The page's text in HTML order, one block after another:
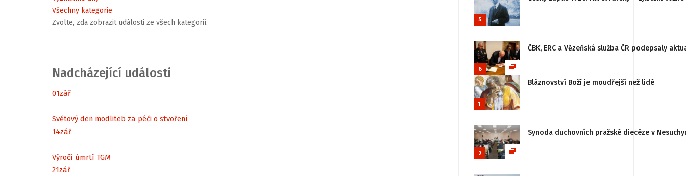
Všechny kategorie
Zvolte, zda zobrazit události ze všech kategorií.
Nadcházející události
01zář
Světový den modliteb za péči o stvoření
14zář
Výročí úmrtí TGM
21zář
5
6
ČBK, ERC a Vězeňská služba ČR podepsaly
1
Bláznovství Boží je moudřejší než lidé
2
Synoda duchovních pražské diecéze v